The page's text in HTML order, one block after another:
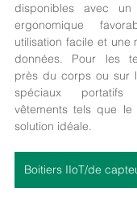
disponibles avec un
ergonomique
utilisation facile et une
données. Pour les
près du corps ou sur
spéciaux
vêtements tels que le
solution idéale.